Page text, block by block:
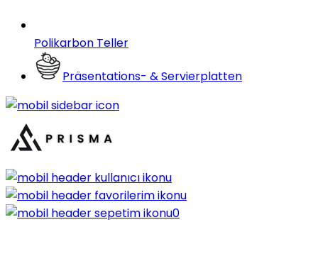
Polikarbon Teller
Präsentations- & Servierplatten
0